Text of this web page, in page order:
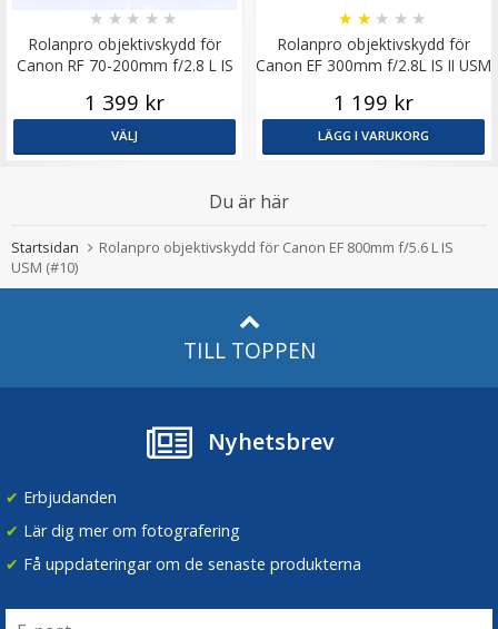
Rolanpro objektivskydd för
Canon RF 70-200mm f/2.8 L IS
★ ★ ★ ★ ★
1 399 kr
VÄLJ
Rolanpro objektivskydd för
Canon EF 300mm f/2.8L IS II USM
★ ★ ★ ★ ★
1 199 kr
LÄGG I VARUKORG
Du är här
Startsidan
Rolanpro objektivskydd för Canon EF 800mm f/5.6 L IS
USM (#10)
TILL TOPPEN
Nyhetsbrev
✔ Erbjudanden
✔ Lär dig mer om fotografering
✔ Få uppdateringar om de senaste produkterna